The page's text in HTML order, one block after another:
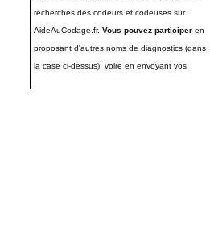
recherches des codeurs et codeuses sur
AideAuCodage.fr. Vous pouvez participer en
proposant d'autres noms de diagnostics (dans
la case ci-dessus), voire en envoyant vos